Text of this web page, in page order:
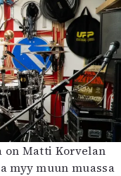
on Matti Korvelan
myy muun muassa